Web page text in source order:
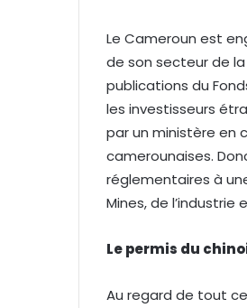
Le Cameroun est
de son secteur de
publications du
les investisseurs
par un ministère en
camerounaises.
réglementaires à
Mines, de
Le permis du
Au regard de tout